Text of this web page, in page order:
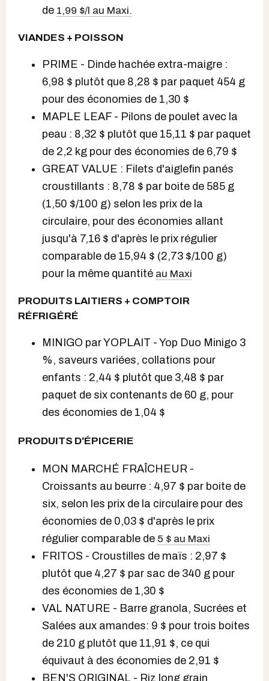
de 1,99 $/l au Maxi.
VIANDES + POISSON
PRIME - Dinde hachée extra-maigre :
6,98 $ plutôt que 8,28 $ par paquet 454 g
pour des économies de 1,30 $
MAPLE LEAF - Pilons de poulet avec la
peau : 8,32 $ plutôt que 15,11 $ par paquet
de 2,2 kg pour des économies de 6,79 $
GREAT VALUE : Filets d'aiglefin panés
croustillants : 8,78 $ par boite de 585 g
(1,50 $/100 g) selon les prix de la
circulaire, pour des économies allant
jusqu'à 7,16 $ d'après le prix régulier
comparable de 15,94 $ (2,73 $/100 g)
pour la même quantité au Maxi
PRODUITS LAITIERS + COMPTOIR
RÉFRIGÉRÉ
MINIGO par YOPLAIT - Yop Duo Minigo 3
%, saveurs variées, collations pour
enfants : 2,44 $ plutôt que 3,48 $ par
paquet de six contenants de 60 g, pour
des économies de 1,04 $
PRODUITS D'ÉPICERIE
MON MARCHÉ FRAÎCHEUR -
Croissants au beurre : 4,97 $ par boite de
six, selon les prix de la circulaire pour des
économies de 0,03 $ d'après le prix
régulier comparable de 5 $ au Maxi
FRITOS - Croustilles de maïs : 2,97 $
plutôt que 4,27 $ par sac de 340 g pour
des économies de 1,30 $
VAL NATURE - Barre granola, Sucrées et
Salées aux amandes: 9 $ pour trois boites
de 210 g plutôt que 11,91 $, ce qui
équivaut à des économies de 2,91 $
BEN'S ORIGINAL - Riz long grain